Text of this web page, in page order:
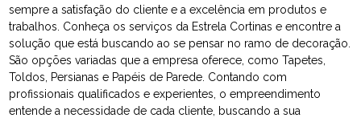
sempre a satisfação do cliente e a excelência em produtos e
trabalhos. Conheça os serviços da Estrela Cortinas e encontre a
solução que está buscando ao se pensar no ramo de decoração.
São opções variadas que a empresa oferece, como Tapetes,
Toldos, Persianas e Papéis de Parede. Contando com
profissionais qualificados e experientes, o empreendimento
entende a necessidade de cada cliente, buscando a sua